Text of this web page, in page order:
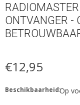
ONTVANGER -
€12,95
Beschikbaarheid:Op